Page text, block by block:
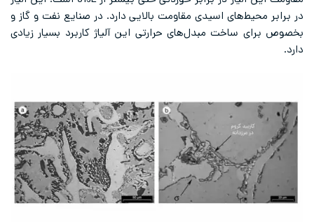
در برابر محیط‌های اسیدی مقاومت بالایی دارد. در صنایع نفت و گاز و
بخصوص برای ساخت مبدل‌های حرارتی این آلیاژ کاربرد بسیار زیادی
دارد.